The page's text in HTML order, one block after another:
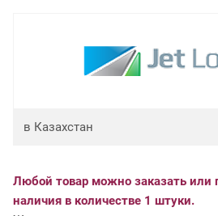
в Казахстан
Любой товар можно заказать или
наличия в количестве 1 штуки.